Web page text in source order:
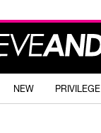
NEW PRIVILEGE